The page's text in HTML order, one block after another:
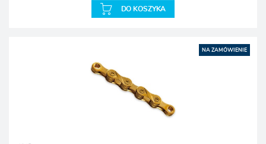
DO KOSZYKA
NA ZAMÓWIENIE